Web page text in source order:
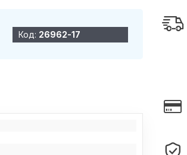
Код: 26962-17